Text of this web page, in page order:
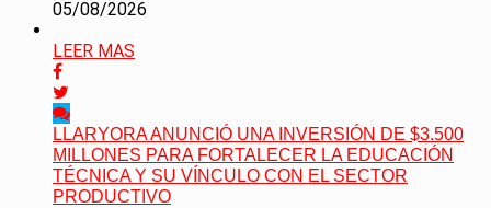
05/08/2026
LEER MAS
LLARYORA ANUNCIÓ UNA INVERSIÓN DE $3.500
MILLONES PARA FORTALECER LA EDUCACIÓN
TÉCNICA Y SU VÍNCULO CON EL SECTOR
PRODUCTIVO